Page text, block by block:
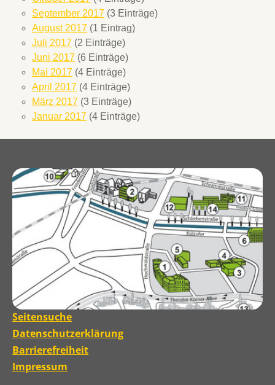
September 2017 (3 Einträge)
August 2017 (1 Eintrag)
Juli 2017 (2 Einträge)
Juni 2017 (6 Einträge)
Mai 2017 (4 Einträge)
April 2017 (4 Einträge)
März 2017 (3 Einträge)
Januar 2017 (4 Einträge)
Seitensuche
Datenschutzerklärung
Barrierefreiheit
Impressum